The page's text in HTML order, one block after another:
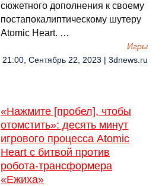
сюжетного дополнения к своему
постапокалиптическому шутеру
Atomic Heart. …
Игры
21:00, Сентябрь 22, 2023 | 3dnews.ru
«Нажмите [пробел], чтобы
отомстить»: десять минут
игрового процесса Atomic
Heart с битвой против
робота-трансформера
«Ежиха»